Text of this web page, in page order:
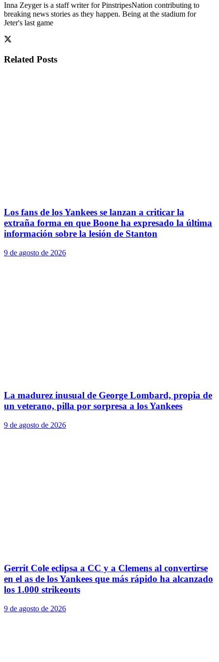
Inna Zeyger is a staff writer for PinstripesNation contributing to
breaking news stories as they happen. Being at the stadium for
Jeter's last game
Related Posts
Los fans de los Yankees se lanzan a criticar la
extraña forma en que Boone ha expresado la última
información sobre la lesión de Stanton
9 de agosto de 2026
La madurez inusual de George Lombard, propia de
un veterano, pilla por sorpresa a los Yankees
9 de agosto de 2026
Gerrit Cole eclipsa a CC y a Clemens al convertirse
en el as de los Yankees que más rápido ha alcanzado
los 1.000 strikeouts
9 de agosto de 2026